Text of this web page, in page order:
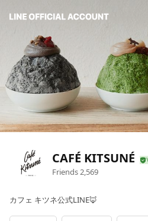
CAFÉ KITSUNÉ
Friends2,569
カフェ キツネ公式LINE🦊